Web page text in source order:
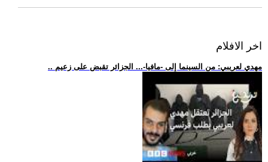
اخر الافلام
.. مهدي لعريبي: من السينما إلى -مافيا-... الجزائر تقبض على زعيم